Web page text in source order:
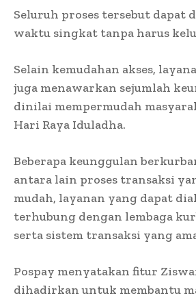
Seluruh proses tersebut dapat
waktu singkat tanpa harus
Selain kemudahan akses,
juga menawarkan sejumlah
dinilai mempermudah
Hari Raya Iduladha.
Beberapa keunggulan
antara lain proses transaksi
mudah, layanan yang dapat
terhubung dengan lembaga
serta sistem transaksi yang
Pospay menyatakan fitur
dihadirkan untuk membantu